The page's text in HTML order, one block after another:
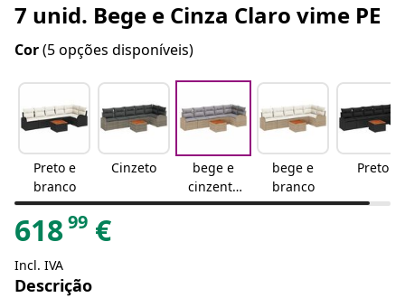
7 unid. Bege e Cinza Claro vime PE
Cor(5 opções disponíveis)
Preto e
branco
Cinzeto
bege e
cinzento
claro
bege e
branco
Preto
61899 €
Incl. IVA
Descrição